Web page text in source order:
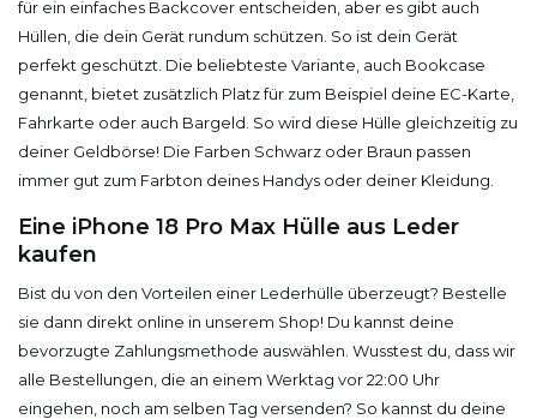
für ein einfaches Backcover entscheiden, aber es gibt auch
Hüllen, die dein Gerät rundum schützen. So ist dein Gerät
perfekt geschützt. Die beliebteste Variante, auch Bookcase
genannt, bietet zusätzlich Platz für zum Beispiel deine EC-Karte,
Fahrkarte oder auch Bargeld. So wird diese Hülle gleichzeitig zu
deiner Geldbörse! Die Farben Schwarz oder Braun passen
immer gut zum Farbton deines Handys oder deiner Kleidung.
Eine iPhone 18 Pro Max Hülle aus Leder
kaufen
Bist du von den Vorteilen einer Lederhülle überzeugt? Bestelle
sie dann direkt online in unserem Shop! Du kannst deine
bevorzugte Zahlungsmethode auswählen. Wusstest du, dass wir
alle Bestellungen, die an einem Werktag vor 22:00 Uhr
eingehen, noch am selben Tag versenden? So kannst du deine